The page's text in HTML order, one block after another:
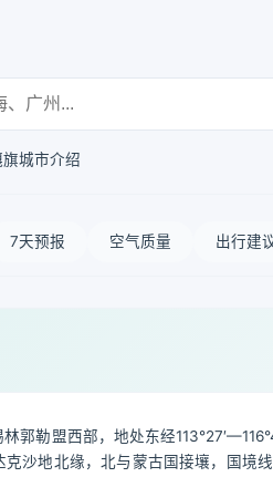
旗城市介绍
7天预报 空气质量 出行建
郭勒盟西部，地处东经
沙地北缘，北与蒙古国接壤，国境